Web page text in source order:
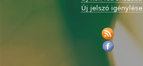
Új jelszó igénylése